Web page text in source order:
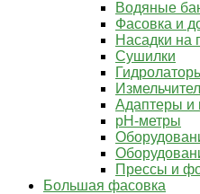
Водяные
Фасовка и
Насадки на
Сушилки
Адаптеры и
pH-метры
Прессы и
Большая фасовка